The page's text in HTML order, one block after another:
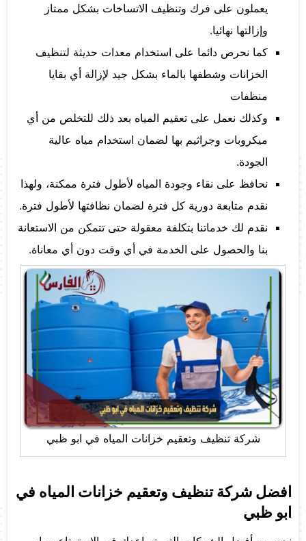
يعملون على فرك وتنظيف الاتساخات بشكل ممتاز
وإزالتها نهائيا.
كما نحرص دائما على استخدام معدات حديثة لتنظيف
الخزانات وشطفها بالماء بشكل جيد لإزالة أي بقايا
منظفات
وكذلك نعمل على تعقيم المياه بعد ذلك للتخلص من أي
ميكروبات وجراثيم بها لضمان استخدام مياه عالية
الجودة.
نحافظ على نقاء وجودة المياه لأطول فترة ممكنة، ولهذا
نقدم متابعة دورية كل فترة لضمان نظافتها لأطول فترة.
نقدم لك خدماتنا بتكلفة معقولة حتى تتمكن من الاستعانة
بنا والحصول على الخدمة في أي وقت دون أي معاناة.
شركة تنظيف وتعقيم خزانات المياه في ابو ظبي
افضل شركة تنظيف وتعقيم خزانات المياه في
ابو ظبي